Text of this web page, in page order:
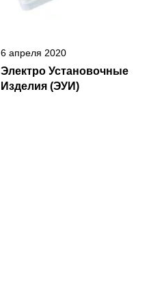
6 апреля 2020
Электро Установочные
Изделия (ЭУИ)